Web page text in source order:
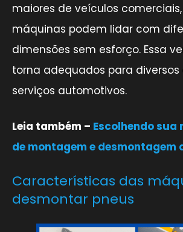
maiores de veículos
máquinas podem lidar com
dimensões sem esforço. Essa
torna adequados para
serviços automotivos.
Leia também – Escolhendo
de montagem e desmontagem
Características das
desmontar pneus